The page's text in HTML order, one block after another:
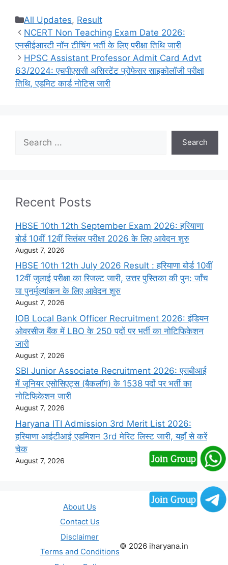
Categories
All Updates, Result
NCERT Non Teaching Exam Date 2026:
एनसीईआरटी नॉन टीचिंग भर्ती के लिए परीक्षा तिथि जारी
HPSC Assistant Professor Admit Card Advt
63/2024: एचपीएससी असिस्टेंट प्रोफेसर साइकोलॉजी परीक्षा
तिथि, एडमिट कार्ड नोटिस जारी
Search
Recent Posts
HBSE 10th 12th September Exam 2026: हरियाणा
बोर्ड 10वीं 12वीं सितंबर परीक्षा 2026 के लिए आवेदन शुरु
August 7, 2026
HBSE 10th 12th July 2026 Result : हरियाणा बोर्ड 10वीं
12वीं जुलाई परीक्षा का रिजल्ट जारी, उत्तर पुस्तिका की पुन: जाँच
या पुनर्मूल्यांकन के लिए आवेदन शुरु
August 7, 2026
IOB Local Bank Officer Recruitment 2026: इंडियन
ओवरसीज बैंक में LBO के 250 पदों पर भर्ती का नोटिफिकेशन
जारी
August 7, 2026
SBI Junior Associate Recruitment 2026: एसबीआई
में जूनियर एसोसिएट्स (बैकलॉग) के 1538 पदों पर भर्ती का
नोटिफिकेशन जारी
August 7, 2026
Haryana ITI Admission 3rd Merit List 2026:
हरियाणा आईटीआई एडमिशन 3rd मेरिट लिस्ट जारी, यहाँ से करें
चेक
August 7, 2026
About Us
Contact Us
Disclaimer
Terms and Conditions
© 2026 iharyana.in